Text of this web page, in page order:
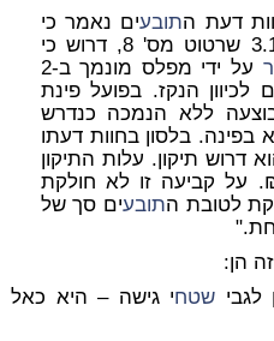
דעת התובעים נאמר כי
על פי הל"ת, סעיף 3.11.3 שרטוט מס' 8, דרוש כי
על ידי מפלס מונמך ב-2
הנקז. בפועל פינת
ללא הנמכה כנדרש
בלסון בחוות דעתו
דרוש תיקון. עלות התיקון
בלסון היא 500 ₪. על קביעה זו לא חולקת
לטובת התובעים סך של
זה הן:
שטחי גישה – היא כאל